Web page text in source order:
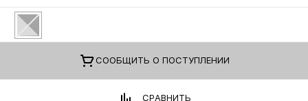
CООБЩИТЬ О ПОСТУПЛЕНИИ
СРАВНИТЬ